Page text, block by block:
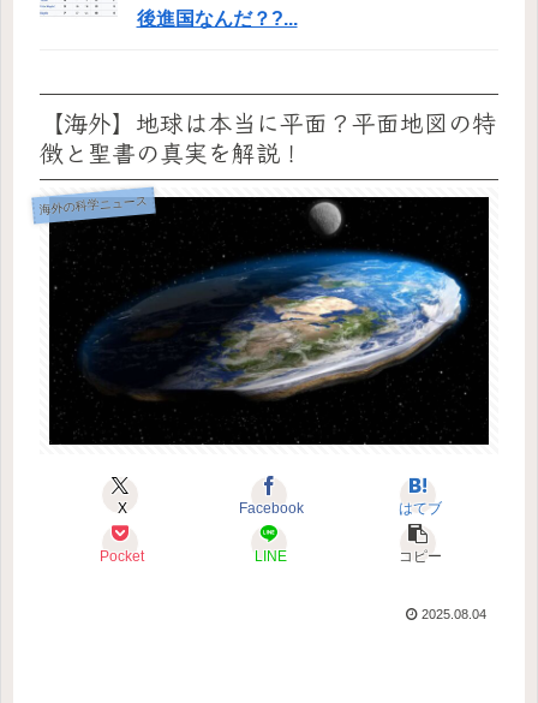
後進国なんだ？?...
【海外】地球は本当に平面？平面地図の特
徴と聖書の真実を解説！
海外の科学ニュース
X Facebook はてブ
Pocket LINE コピー
2025.08.04